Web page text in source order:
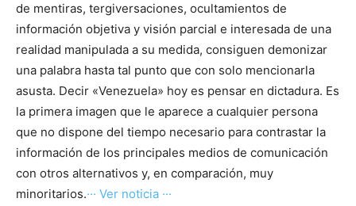
de mentiras, tergiversaciones, ocultamientos de
información objetiva y visión parcial e interesada de una
realidad manipulada a su medida, consiguen demonizar
una palabra hasta tal punto que con solo mencionarla
asusta. Decir «Venezuela» hoy es pensar en dictadura. Es
la primera imagen que le aparece a cualquier persona
que no dispone del tiempo necesario para contrastar la
información de los principales medios de comunicación
con otros alternativos y, en comparación, muy
minoritarios.··· Ver noticia ···